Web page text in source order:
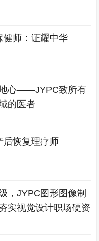
健师：证耀中华
心——JYPC致所有
的医者
后恢复理疗师
，JYPC图形图像制
实视觉设计职场硬资